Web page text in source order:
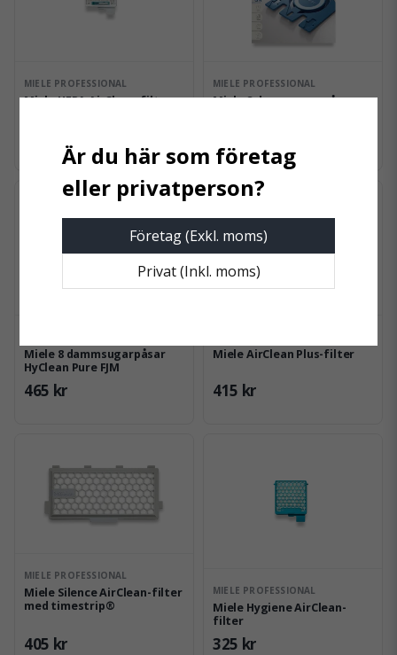
MIELE PROFESSIONAL
Miele HEPA AirClean-filter
MIELE PROFESSIONAL
Miele 8 dammsugarpåsar
Miele 8 dammsugarpåsar
HyClean Pure FJM
465 kr
Miele AirClean Plus-filter
415 kr
MIELE PROFESSIONAL
Miele Silence AirClean-filter
med timestrip®
405 kr
MIELE PROFESSIONAL
Miele Hygiene AirClean-
filter
325 kr
Företag (Exkl. moms)
Privat (Inkl. moms)